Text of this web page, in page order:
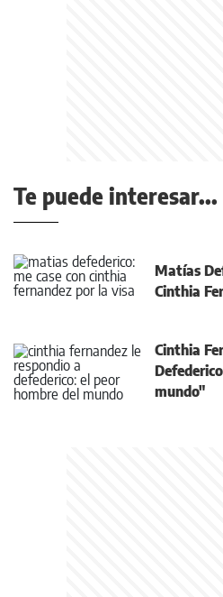
Te puede interesar...
Matías
Cinthia
Cinthia
mundo"